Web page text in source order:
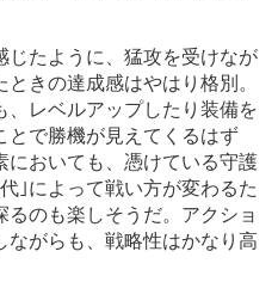
じたように、猛攻を受けなが
きの達成感はやはり格別。
レベルアップしたり装備を
で勝機が見えてくるはず
おいても、憑けている守護
｣によって戦い方が変わるた
のも楽しそうだ。アクショ
がらも、戦略性はかなり高